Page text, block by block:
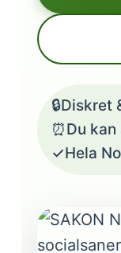
🔒Diskret
⏰Du
✓Hela